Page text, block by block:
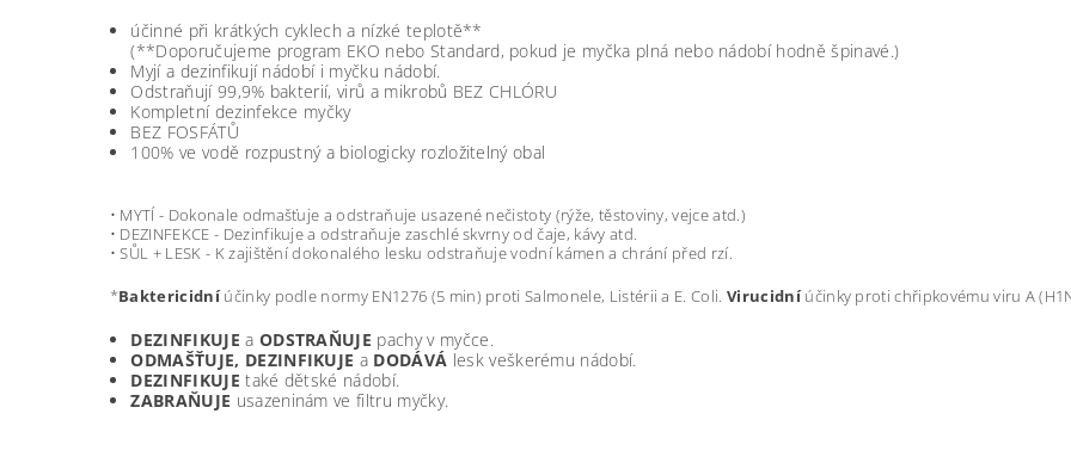
účinné při krátkých cyklech a nízké teplotě**
(**Doporučujeme program EKO nebo Standard, pokud je myčka plná nebo nádobí hodně špinavé.)
Myjí a dezinfikují nádobí i myčku nádobí.
Odstraňují 99,9% bakterií, virů a mikrobů BEZ CHLÓRU
Kompletní dezinfekce myčky
BEZ FOSFÁTŮ
100% ve vodě rozpustný a biologicky rozložitelný obal
• MYTÍ - Dokonale odmašťuje a odstraňuje usazené nečistoty (rýže, těstoviny, vejce atd.)
• DEZINFEKCE - Dezinfikuje a odstraňuje zaschlé skvrny od čaje, kávy atd.
• SŮL + LESK - K zajištění dokonalého lesku odstraňuje vodní kámen a chrání před rzí.
*Baktericidníúčinky podle normy EN1276 (5 min) proti Salmonele, Listérii a E. Coli.Virucidníúčinky proti chřipkovému viru A
DEZINFIKUJE a ODSTRAŇUJE pachy v myčce.
ODMAŠŤUJE, DEZINFIKUJE a DODÁVÁ lesk veškerému nádobí.
DEZINFIKUJE také dětské nádobí.
ZABRAŇUJE usazeninám ve filtru myčky.